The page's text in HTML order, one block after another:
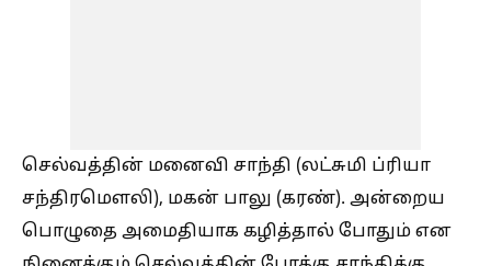
செல்வத்தின் மனைவி சாந்தி (லட்சுமி ப்ரியா
சந்திரமௌலி), மகன் பாலு (கரண்). அன்றைய
பொழுதை அமைதியாக கழித்தால் போதும் என